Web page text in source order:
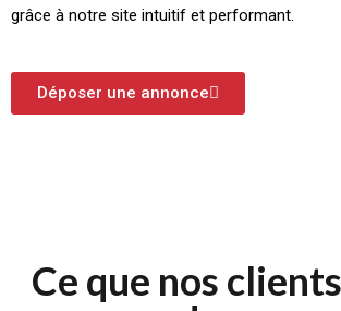
grâce à notre site intuitif et performant.
Déposer une annonce
Ce que nos